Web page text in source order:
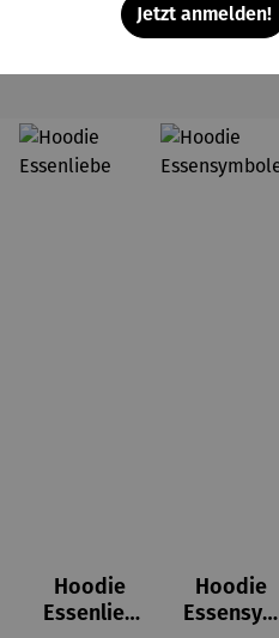
Hoodie
Essenlieb
Hoodie
Essensym
Jetzt anmelden!